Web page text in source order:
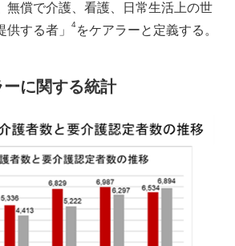
無償で介護、看護、日常生活上の世
する者」
4をケアラーと定義する。
ーに関する統計